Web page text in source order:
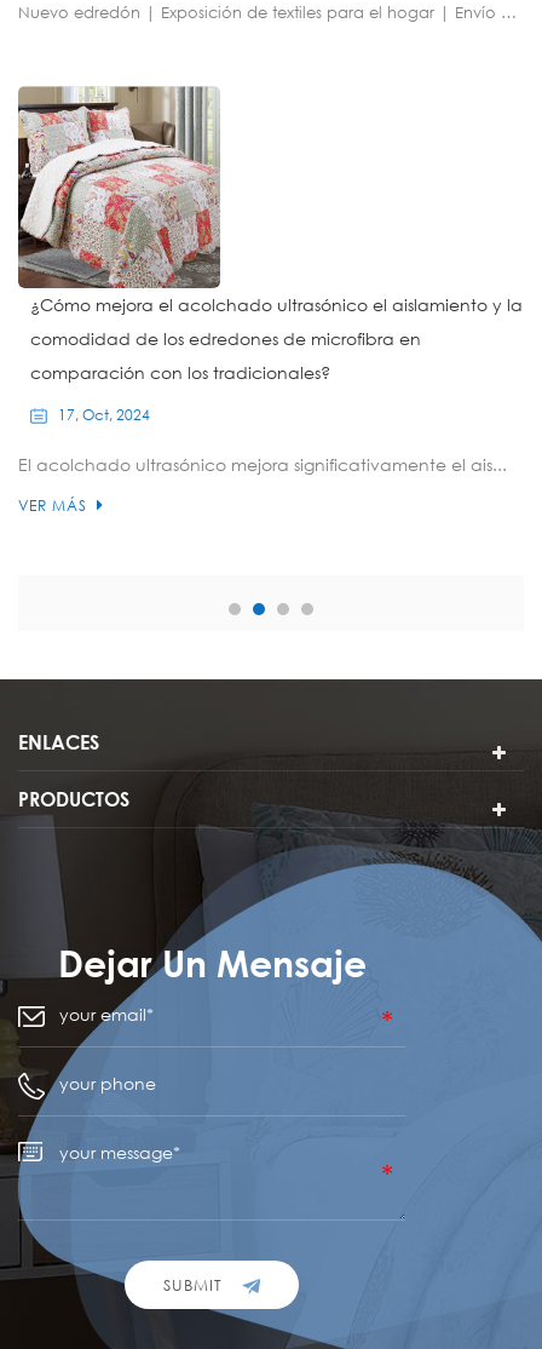
Nuevo edredón | Exposición de textiles para el hogar | Envío | Visita del cliente | Fiesta
¿Cómo mejora el acolchado ultrasónico el aislamiento y la
comodidad de los edredones de microfibra en
comparación con los tradicionales?
17, Oct, 2024
El acolchado ultrasónico mejora significativamente el ais...
VER MÁS
ENLACES
PRODUCTOS
Dejar Un Mensaje
SUBMIT